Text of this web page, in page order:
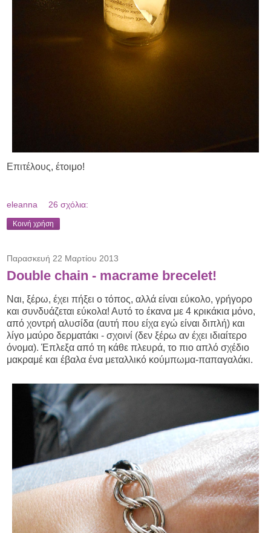
Επιτέλους, έτοιμο!
eleanna 26 σχόλια:
Κοινή χρήση
Παρασκευή 22 Μαρτίου 2013
Double chain - macrame brecelet!
Ναι, ξέρω, έχει πήξει ο τόπος, αλλά είναι εύκολο, γρήγορο
και συνδυάζεται εύκολα! Αυτό το έκανα με 4 κρικάκια μόνο,
από χοντρή αλυσίδα (αυτή που είχα εγώ είναι διπλή) και
λίγο μαύρο δερματάκι - σχοινί (δεν ξέρω αν έχει ιδιαίτερο
όνομα). Έπλεξα από τη κάθε πλευρά, το πιο απλό σχέδιο
μακραμέ και έβαλα ένα μεταλλικό κούμπωμα-παπαγαλάκι.